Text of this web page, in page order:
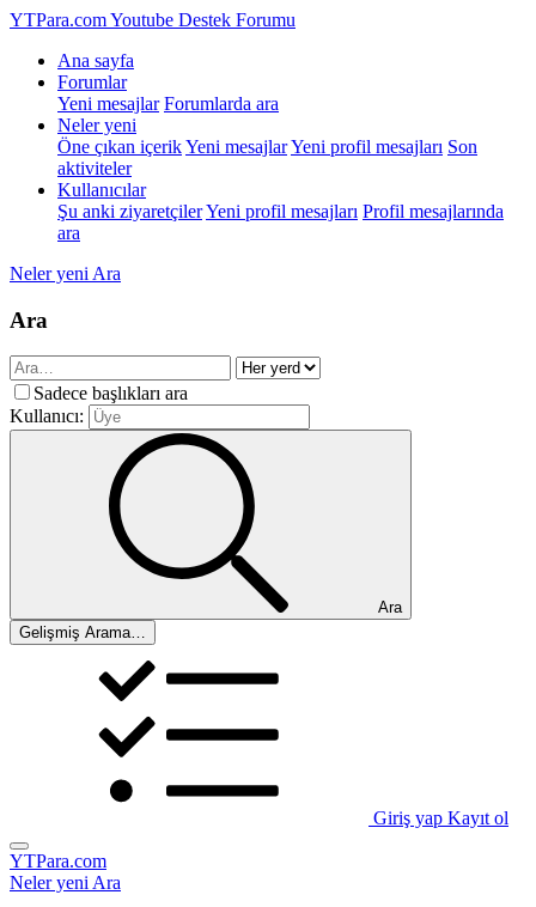
YTPara.comYoutube Destek Forumu
Ana sayfa
Forumlar
Yeni mesajlar Forumlarda ara
Neler yeni
Öne çıkan içerikYeni mesajlarYeni profil mesajları Son
aktiviteler
Kullanıcılar
Şu anki ziyaretçilerYeni profil mesajları Profil mesajlarında
ara
Neler yeni Ara
Ara
Sadece başlıkları ara
Kullanıcı:
Ara
Gelişmiş Arama…
Giriş yap Kayıt ol
YTPara.com
Neler yeniAra